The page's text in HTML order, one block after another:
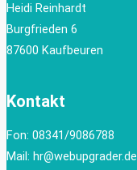
Heidi Reinhardt
Burgfrieden 6
87600 Kaufbeuren
Kontakt
Fon: 08341/9086788
Mail: hr@webupgrader.de